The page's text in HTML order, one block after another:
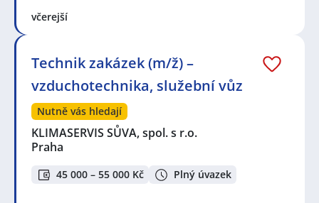
včerejší
Technik zakázek (m/ž) –
vzduchotechnika, služební vůz
Nutně vás hledají
KLIMASERVIS SŮVA, spol. s r.o.
Praha
45 000 – 55 000 Kč Plný úvazek